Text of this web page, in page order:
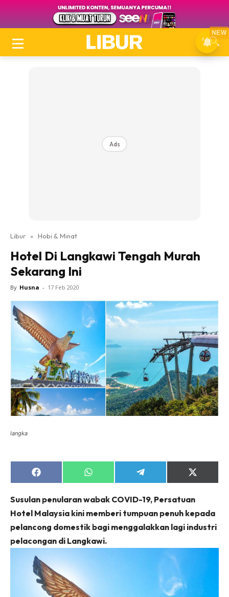
Ads
Libur » Hobi & Minat
Hotel Di Langkawi Tengah Murah
Sekarang Ini
By Husna - 17 Feb 2020
langka
Share
on
Share
on
Share
on
Share
on
(Twitter)
Susulan penularan wabak COVID-19, Persatuan
Hotel Malaysia kini memberi tumpuan penuh kepada
pelancong domestik bagi menggalakkan lagi industri
pelacongan di Langkawi.
NEW